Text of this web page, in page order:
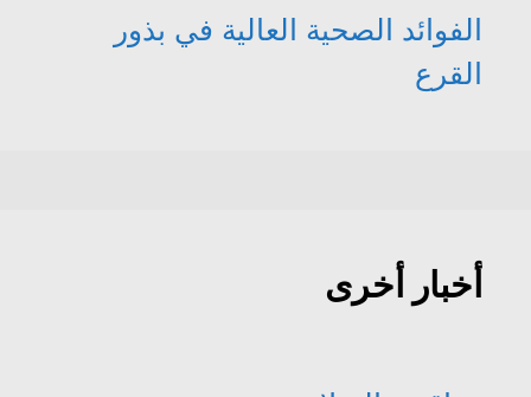
الفوائد الصحية العالية في بذور
القرع
أخبار أخرى